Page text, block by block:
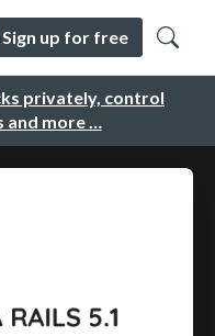
privately, control
and more …
Sign up for free